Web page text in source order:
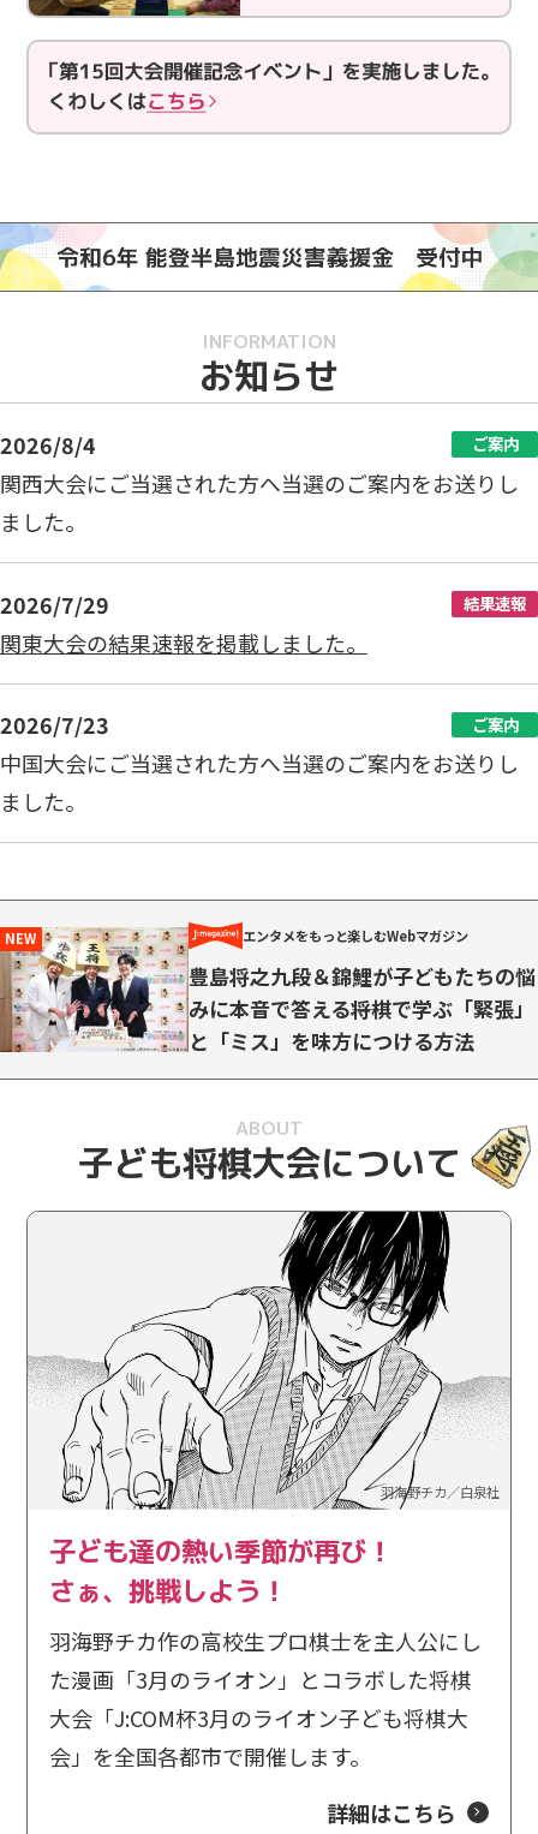
INFORMATION
お知らせ
2026/8/4 ご案内
関西大会にご当選された方へ当選のご案内をお送りし
ました。
2026/7/29 結果速報
関東大会の結果速報を掲載しました。
2026/7/23 ご案内
中国大会にご当選された方へ当選のご案内をお送りし
ました。
東北大会の結果速報を掲載しました。
2026/7/8 ご案内
関東大会にご当選された方へ当選のご案内をお送りし
ました。
2026/6/23 ご案内
東北大会にご当選された方へ当選のご案内をお送りし
北陸大会開催に伴い「令和6年能登半島地震災害義援
金」を募集します。
2026/4/20 更新
2025/11/11
全国大会の結果速報を掲載しました。
2025/10/16 結果速報
東海大会の結果速報を掲載しました。
エンタメをもっと楽しむWebマガジン
豊島将之九段＆錦鯉が子どもたちの悩
みに本音で答える――将棋で学ぶ「緊張」
と「ミス」を味方につける方法
ABOUT
子ども将棋大会について
羽海野チカ／白泉社
子ども達の熱い季節が再び！
さぁ、挑戦しよう！
羽海野チカ作の高校生プロ棋士を主人公にし
た漫画「3月のライオン」とコラボした将棋
大会「J:COM杯3月のライオン子ども将棋大
会」を全国各都市で開催します。
詳細はこちら